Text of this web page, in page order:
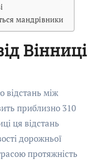
мандрівники
Вінниці
відстань між
приблизно 310
ця відстань
дорожньої
протяжність